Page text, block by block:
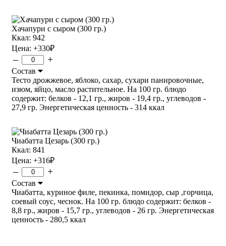
Хачапури с сыром (300 гр.)
Ккал: 942
Цена: +330₽
– +
Состав
Тесто дрожжевое, яблоко, сахар, сухари панировочные,
изюм, яйцо, масло растительное. На 100 гр. блюдо
содержит: белков - 12,1 гр., жиров - 19,4 гр., углеводов -
27,9 гр. Энергетическая ценность - 314 ккал
Чиабатта Цезарь (300 гр.)
Ккал: 841
Цена: +316₽
– +
Состав
Чиабатта, куриное филе, пекинка, помидор, сыр ,горчица,
соевый соус, чеснок. На 100 гр. блюдо содержит: белков -
8,8 гр., жиров - 15,7 гр., углеводов - 26 гр. Энергетическая
ценность - 280,5 ккал